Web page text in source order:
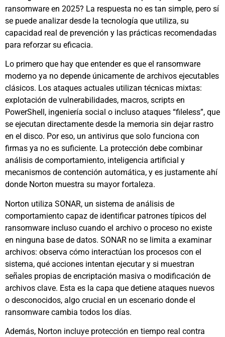
ransomware en 2025? La respuesta no es tan simple, pero sí
se puede analizar desde la tecnología que utiliza, su
capacidad real de prevención y las prácticas recomendadas
para reforzar su eficacia.
Lo primero que hay que entender es que el ransomware
moderno ya no depende únicamente de archivos ejecutables
clásicos. Los ataques actuales utilizan técnicas mixtas:
explotación de vulnerabilidades, macros, scripts en
PowerShell, ingeniería social o incluso ataques “fileless”, que
se ejecutan directamente desde la memoria sin dejar rastro
en el disco. Por eso, un antivirus que solo funciona con
firmas ya no es suficiente. La protección debe combinar
análisis de comportamiento, inteligencia artificial y
mecanismos de contención automática, y es justamente ahí
donde Norton muestra su mayor fortaleza.
Norton utiliza SONAR, un sistema de análisis de
comportamiento capaz de identificar patrones típicos del
ransomware incluso cuando el archivo o proceso no existe
en ninguna base de datos. SONAR no se limita a examinar
archivos: observa cómo interactúan los procesos con el
sistema, qué acciones intentan ejecutar y si muestran
señales propias de encriptación masiva o modificación de
archivos clave. Esta es la capa que detiene ataques nuevos
o desconocidos, algo crucial en un escenario donde el
ransomware cambia todos los días.
Además, Norton incluye protección en tiempo real contra